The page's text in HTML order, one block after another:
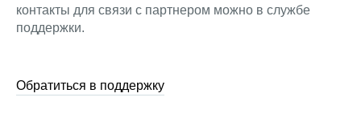
контакты для связи с партнером можно в службе
поддержки.
Обратиться в поддержку